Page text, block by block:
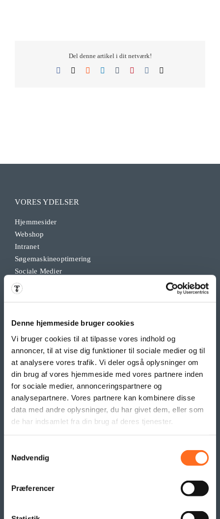
Denne hjemmeside bruger cookies
Vi bruger cookies til at tilpasse vores indhold og
annoncer, til at vise dig funktioner til sociale medier og til
at analysere vores trafik. Vi deler også oplysninger om
din brug af vores hjemmeside med vores partnere inden
for sociale medier, annonceringspartnere og
analysepartnere. Vores partnere kan kombinere disse
data med andre oplysninger, du har givet dem, eller som
de har indsamlet fra din brug af deres tjenester.
Nødvendig
Præferencer
Del denne artikel i dit netværk!
Facebook Reddit LinkedIn
TumblrPinterest
VORES YDELSER
Hjemmesider
Webshop
Intranet
Søgemaskineoptimering
Sociale Medier
Google Ads & Analytics
Remarketing
Opdateringsservice
Klippekort
BANNER PRODUKTER
Indoor bannere
Outdoor Bannere
Roll Up Banner
Logo- og reklame måtter
Kioskflag